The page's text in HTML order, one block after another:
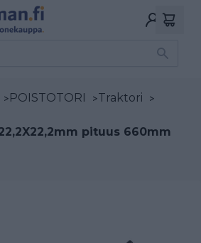
>POISTOTORI >Traktori >
pituus 660mm